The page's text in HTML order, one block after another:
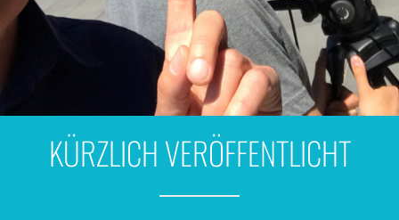
KÜRZLICH VERÖFFENTLICHT